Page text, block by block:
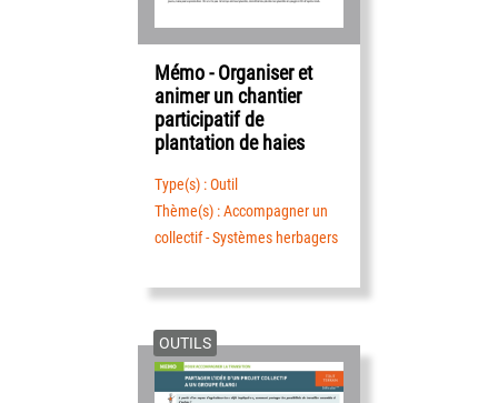
Mémo - Organiser et
animer un chantier
participatif de
plantation de haies
Type(s) : Outil
Thème(s) : Accompagner un
collectif - Systèmes herbagers
OUTILS